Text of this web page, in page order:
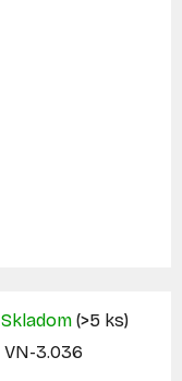
Skladom (>5 ks)
VN-3.036